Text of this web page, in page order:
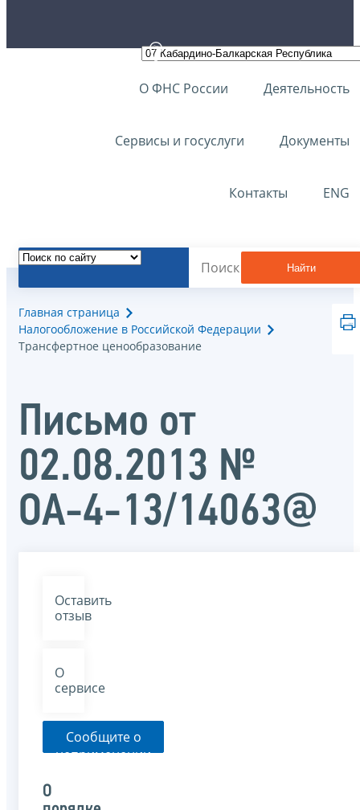
О ФНС России Деятельность
Сервисы и госуслуги Документы
Контакты ENG
Найти
Главная страница
Налогообложение в Российской Федерации
Трансфертное ценообразование
Письмо от
02.08.2013 №
ОА-4-13/14063@
Оставить
отзыв
О
сервисе
Сообщите о
неприменении
О